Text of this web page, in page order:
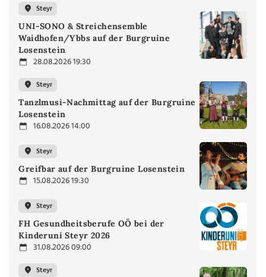
Steyr
UNI-SONO & Streichensemble
Waidhofen/Ybbs auf der Burgruine
Losenstein
28.08.2026 19:30
Steyr
Tanzlmusi-Nachmittag auf der Burgruine
Losenstein
16.08.2026 14:00
Steyr
Greifbar auf der Burgruine Losenstein
15.08.2026 19:30
Steyr
FH Gesundheitsberufe OÖ bei der
Kinderuni Steyr 2026
31.08.2026 09:00
Steyr